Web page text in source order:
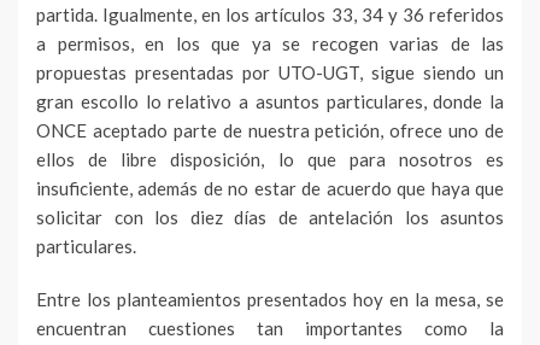
partida. Igualmente, en los artículos 33, 34 y 36 referidos
a permisos, en los que ya se recogen varias de las
propuestas presentadas por UTO-UGT, sigue siendo un
gran escollo lo relativo a asuntos particulares, donde la
ONCE aceptado parte de nuestra petición, ofrece uno de
ellos de libre disposición, lo que para nosotros es
insuficiente, además de no estar de acuerdo que haya que
solicitar con los diez días de antelación los asuntos
particulares.
Entre los planteamientos presentados hoy en la mesa, se
encuentran cuestiones tan importantes como la